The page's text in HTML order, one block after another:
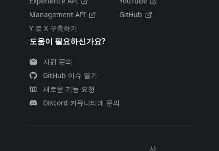
Management API
Y 로 X 구축하기
GitHub
도움이 필요하신가요?
지원 문의
GitHub 이슈 열기
새로운 기능 요청
Discord 커뮤니티에 문의
사